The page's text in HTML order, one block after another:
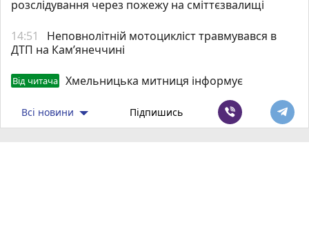
розслідування через пожежу на сміттєзвалищі
14:51
Неповнолітній мотоцикліст травмувався в
ДТП на Кам’янеччині
Від читача Хмельницька митниця інформує
Всі новини Підпишись